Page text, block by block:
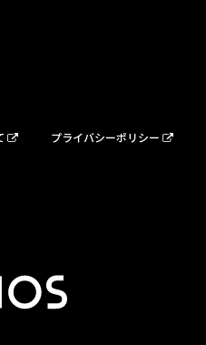
プライバシーポリシー